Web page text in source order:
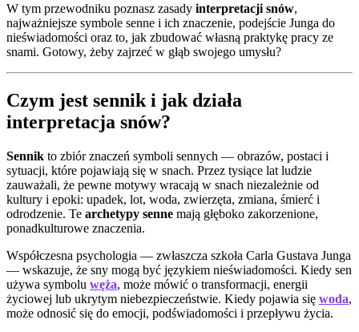
W tym przewodniku poznasz zasady interpretacji snów,
najważniejsze symbole senne i ich znaczenie, podejście Junga do
nieświadomości oraz to, jak zbudować własną praktykę pracy ze
snami. Gotowy, żeby zajrzeć w głąb swojego umysłu?
Czym jest sennik i jak działa
interpretacja snów?
Sennik to zbiór znaczeń symboli sennych — obrazów, postaci i
sytuacji, które pojawiają się w snach. Przez tysiące lat ludzie
zauważali, że pewne motywy wracają w snach niezależnie od
kultury i epoki: upadek, lot, woda, zwierzęta, zmiana, śmierć i
odrodzenie. Te archetypy senne mają głęboko zakorzenione,
ponadkulturowe znaczenia.
Współczesna psychologia — zwłaszcza szkoła Carla Gustava Junga
— wskazuje, że sny mogą być językiem nieświadomości. Kiedy sen
używa symbolu węża, może mówić o transformacji, energii
życiowej lub ukrytym niebezpieczeństwie. Kiedy pojawia się woda,
może odnosić się do emocji, podświadomości i przepływu życia.